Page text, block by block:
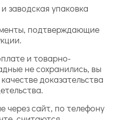
заводская упаковка
подтверждающие
и товарно-
не сохранились, вы
доказательства
через сайт, по телефону